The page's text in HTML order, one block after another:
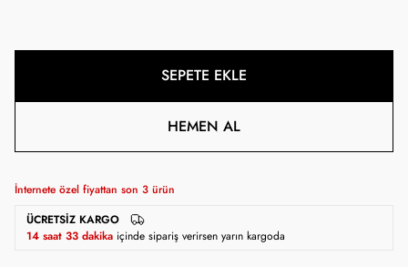
SEPETE EKLE
HEMEN AL
İnternete özel fiyattan son 3 ürün
ÜCRETSIZ KARGO
14 saat 33 dakika içinde sipariş verirsen yarın kargoda